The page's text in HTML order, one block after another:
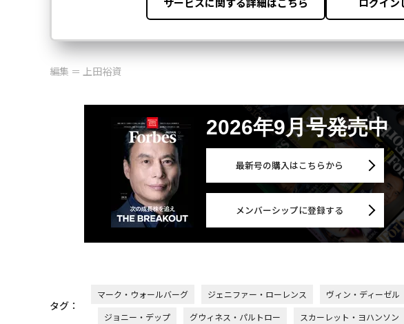
編集 ＝ 上田裕資
2026年9月号発売中
最新号の購入はこちらから
メンバーシップに登録する
タグ：
マーク・ウォールバーグ ジェニファー・ローレンス ヴィン・ディーゼル
ジョニー・デップ
グウィネス・パルトロー スカーレット・ヨハンソン